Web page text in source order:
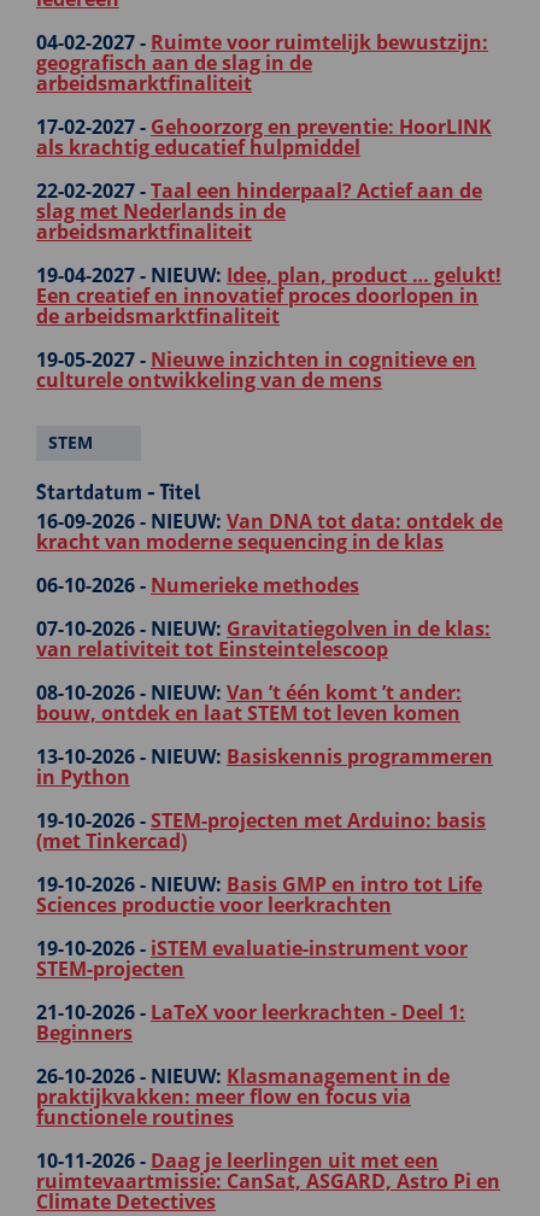
04-02-2027 - Ruimte voor ruimtelijk bewustzijn:
geografisch aan de slag in de
arbeidsmarktfinaliteit
17-02-2027 - Gehoorzorg en preventie: HoorLINK
als krachtig educatief hulpmiddel
22-02-2027 -Taal een hinderpaal? Actief aan de
slag met Nederlands in de
arbeidsmarktfinaliteit
19-04-2027 - NIEUW: Idee, plan, product … gelukt!
Een creatief en innovatief proces doorlopen in
de arbeidsmarktfinaliteit
19-05-2027 - Nieuwe inzichten in cognitieve en
culturele ontwikkeling van de mens
STEM
Startdatum - Titel
16-09-2026 - NIEUW: Van DNA tot data: ontdek de
kracht van moderne sequencing in de klas
06-10-2026 - Numerieke methodes
07-10-2026 - NIEUW: Gravitatiegolven in de klas:
van relativiteit tot Einsteintelescoop
08-10-2026 - NIEUW: Van ’t één komt ’t ander:
bouw, ontdek en laat STEM tot leven komen
13-10-2026 - NIEUW: Basiskennis programmeren
in Python
19-10-2026 -STEM-projecten met Arduino: basis
(met Tinkercad)
19-10-2026 - NIEUW: Basis GMP en intro tot Life
Sciences productie voor leerkrachten
19-10-2026 - iSTEM evaluatie-instrument voor
STEM-projecten
21-10-2026 - LaTeX voor leerkrachten - Deel 1:
Beginners
26-10-2026 - NIEUW: Klasmanagement in de
praktijkvakken: meer flow en focus via
functionele routines
10-11-2026 - Daag je leerlingen uit met een
ruimtevaartmissie: CanSat, ASGARD, Astro Pi en
Climate Detectives